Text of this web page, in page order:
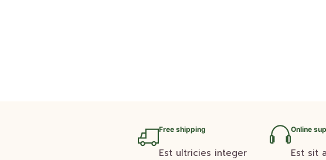
Free shipping
Est ultricies integer
Online
Est sit